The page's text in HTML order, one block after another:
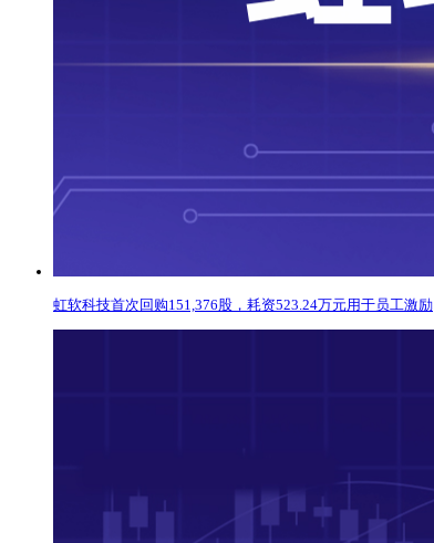
虹软科技首次回购151,376股，耗资523.24万元用于员工激励